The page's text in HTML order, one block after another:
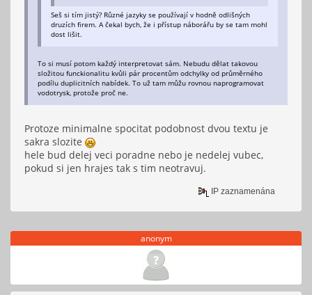
Seš si tím jistý? Různé jazyky se používají v hodně odlišných
druzích firem. A čekal bych, že i přístup náborářu by se tam mohl
dost lišit.
To si musí potom každý interpretovat sám. Nebudu dělat takovou
složitou funckionalitu kvůli pár procentům odchylky od průměrného
podílu duplicitních nabídek. To už tam můžu rovnou naprogramovat
vodotrysk, protože proč ne.
Protoze minimalne spocitat podobnost dvou textu je
sakra slozite
hele bud delej veci poradne nebo je nedelej vubec,
pokud si jen hrajes tak s tim neotravuj.
IP zaznamenána
anonym